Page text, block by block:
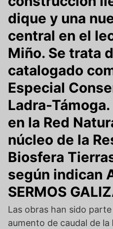
dique y una
central en el
Miño. Se trata
catalogado
Especial
Ladra-
en la Red
núcleo de la
Biosfera
según indican
SERMOS
Las obras han sido
aumento de caudal de la